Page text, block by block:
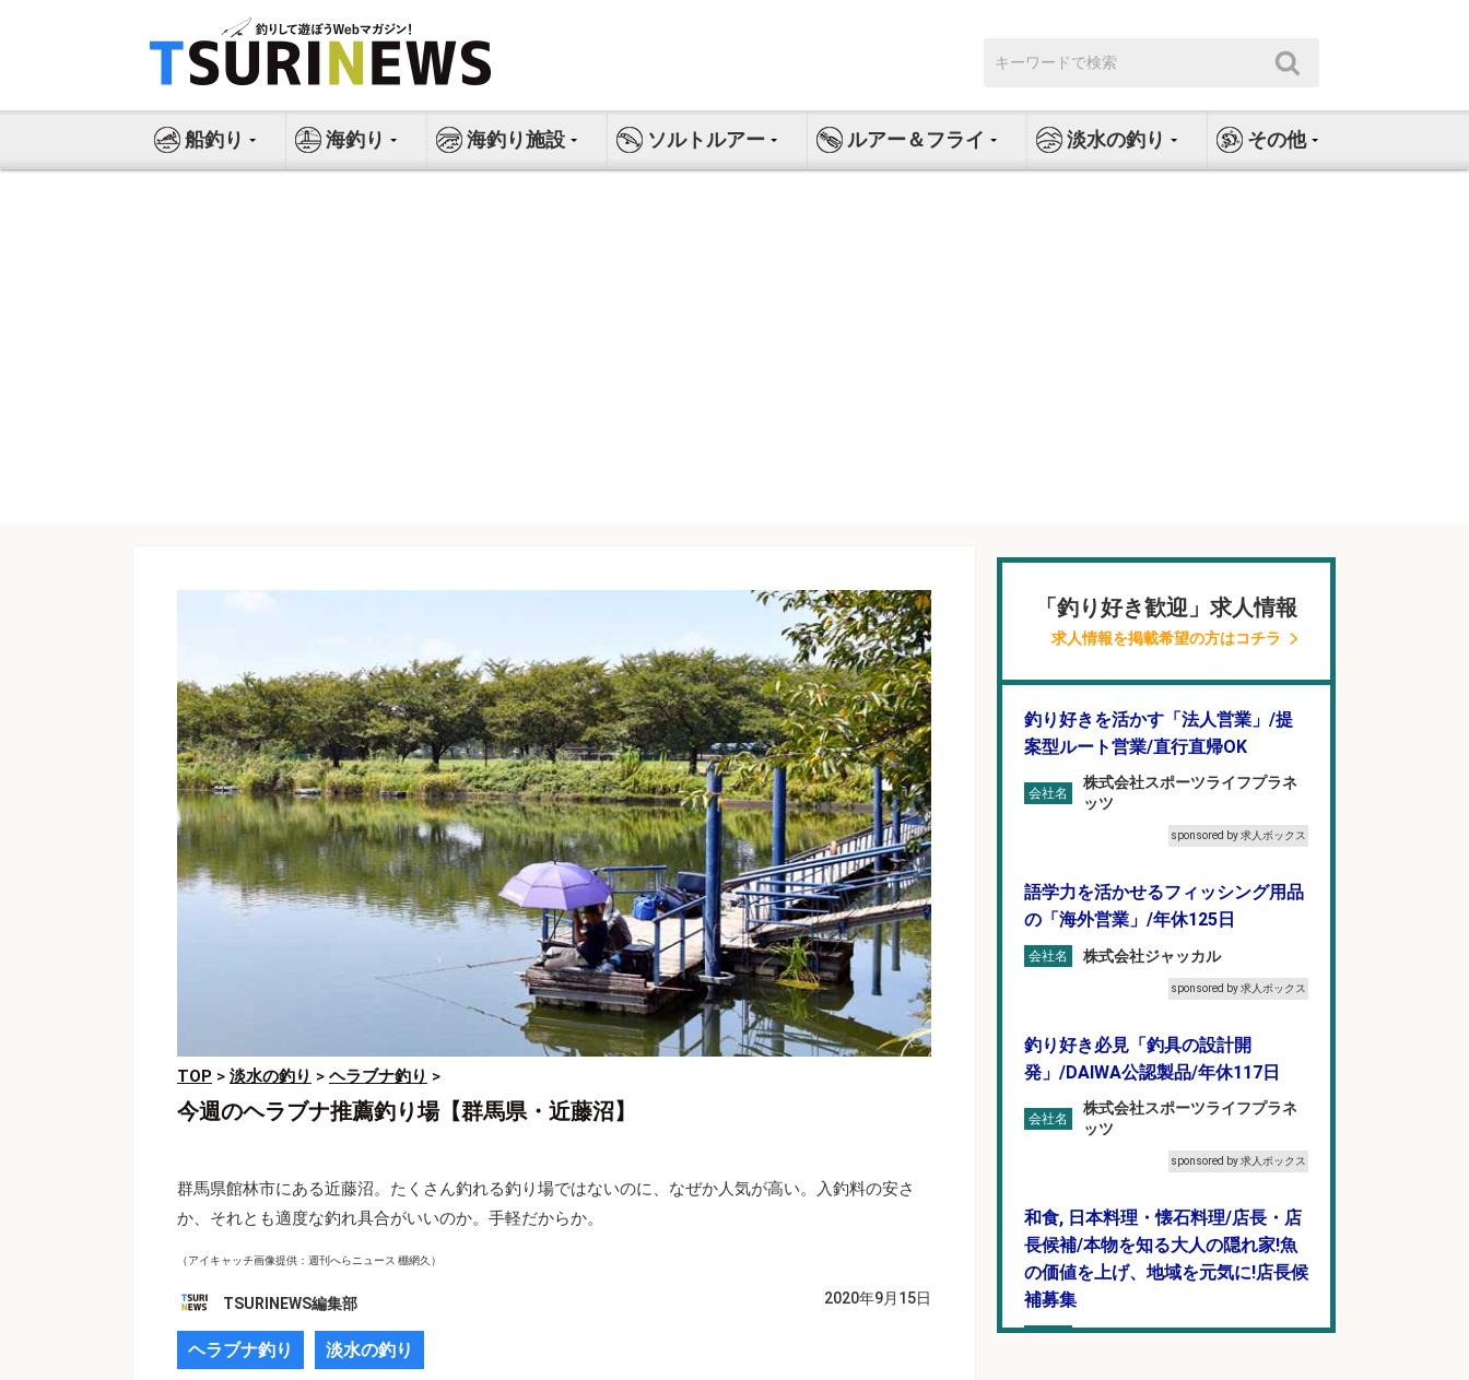
ス
索:
船釣り 海釣り 海釣り施設 ソルトルアー ルアー＆フライ 淡水の釣り その他
TOP > 淡水の釣り > ヘラブナ釣り >
今週のヘラブナ推薦釣り場【群馬県・近藤沼】
群馬県館林市にある近藤沼。たくさん釣れる釣り場ではないのに、なぜか人気が高い。入釣料の安さ
か、それとも適度な釣れ具合がいいのか。手軽だからか。
（アイキャッチ画像提供：週刊へらニュース 棚網久）
TSURINEWS編集部 2020年9月15日
ヘラブナ釣り 淡水の釣り
「釣り好き歓迎」求人情報
求人情報を掲載希望の方はコチラ
釣り好きを活かす「法人営業」/提
案型ルート営業/直行直帰OK
会社名
株式会社スポーツライフプラネ
ッツ
sponsored by 求人ボックス
語学力を活かせるフィッシング用品
の「海外営業」/年休125日
会社名 株式会社ジャッカル
sponsored by 求人ボックス
釣り好き必見「釣具の設計開
発」/DAIWA公認製品/年休117日
会社名
株式会社スポーツライフプラネ
ッツ
sponsored by 求人ボックス
和食, 日本料理・懐石料理/店長・店
長候補/本物を知る大人の隠れ家!魚
の価値を上げ、地域を元気に!店長候
補募集
会社名 酒場あらかぶ 酒場あらかぶ